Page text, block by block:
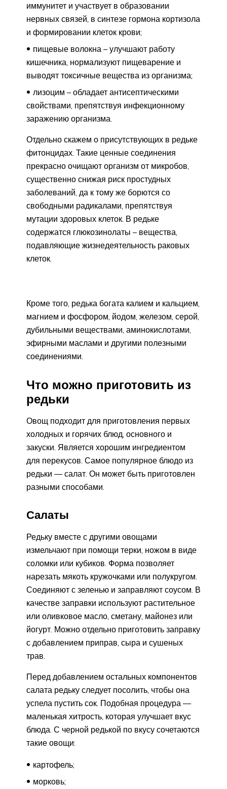
иммунитет и участвует в образовании
нервных связей, в синтезе гормона кортизола
и формировании клеток крови;
пищевые волокна – улучшают работу
кишечника, нормализуют пищеварение и
выводят токсичные вещества из организма;
лизоцим – обладает антисептическими
свойствами, препятствуя инфекционному
заражению организма.
Отдельно скажем о присутствующих в редьке
фитонцидах. Такие ценные соединения
прекрасно очищают организм от микробов,
существенно снижая риск простудных
заболеваний, да к тому же борются со
свободными радикалами, препятствуя
мутации здоровых клеток. В редьке
содержатся глюкозинолаты – вещества,
подавляющие жизнедеятельность раковых
клеток.
Кроме того, редька богата калием и кальцием,
магнием и фосфором, йодом, железом, серой,
дубильными веществами, аминокислотами,
эфирными маслами и другими полезными
соединениями.
Что можно приготовить из
редьки
Овощ подходит для приготовления первых
холодных и горячих блюд, основного и
закуски. Является хорошим ингредиентом
для перекусов. Самое популярное блюдо из
редьки — салат. Он может быть приготовлен
разными способами.
Салаты
Редьку вместе с другими овощами
измельчают при помощи терки, ножом в виде
соломки или кубиков. Форма позволяет
нарезать мякоть кружочками или полукругом.
Соединяют с зеленью и заправляют соусом. В
качестве заправки используют растительное
или оливковое масло, сметану, майонез или
йогурт. Можно отдельно приготовить заправку
с добавлением приправ, сыра и сушеных
трав.
Перед добавлением остальных компонентов
салата редьку следует посолить, чтобы она
успела пустить сок. Подобная процедура —
маленькая хитрость, которая улучшает вкус
блюда. С черной редькой по вкусу сочетаются
такие овощи:
картофель;
морковь;